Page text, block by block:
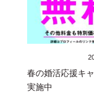
春の婚活応援キ
実施中